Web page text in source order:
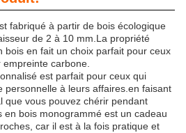
fabriqué à partir de bois écologique
de 2 à 10 mm.La propriété
bois en fait un choix parfait pour ceux
carbone.
est parfait pour ceux qui
personnelle à leurs affaires.en faisant
que vous pouvez chérir pendant
en bois monogrammé est un cadeau
car il est à la fois pratique et